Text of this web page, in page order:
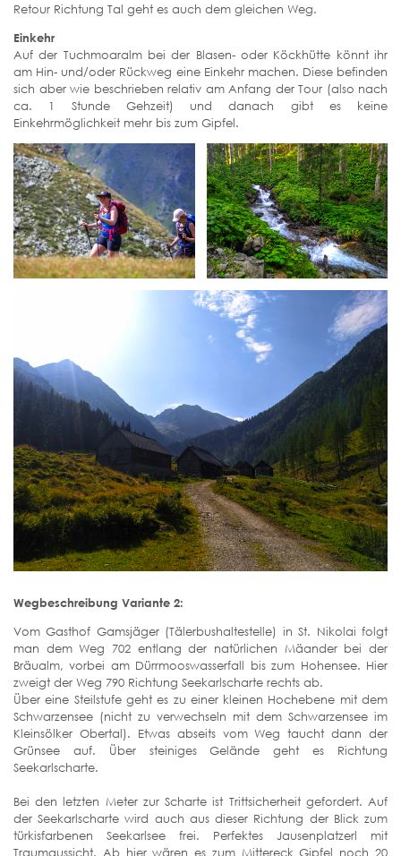
Retour Richtung Tal geht es auch dem gleichen Weg.
Einkehr
Auf der Tuchmoaralm bei der Blasen- oder Köckhütte könnt ihr
am Hin- und/oder Rückweg eine Einkehr machen. Diese befinden
sich aber wie beschrieben relativ am Anfang der Tour (also nach
ca. 1 Stunde Gehzeit) und danach gibt es keine
Einkehrmöglichkeit mehr bis zum Gipfel.
Wegbeschreibung Variante 2:
Vom Gasthof Gamsjäger (Tälerbushaltestelle) in St. Nikolai folgt
man dem Weg 702 entlang der natürlichen Mäander bei der
Bräualm, vorbei am Dürrmooswasserfall bis zum Hohensee. Hier
zweigt der Weg 790 Richtung Seekarlscharte rechts ab.
Über eine Steilstufe geht es zu einer kleinen Hochebene mit dem
Schwarzensee (nicht zu verwechseln mit dem Schwarzensee im
Kleinsölker Obertal). Etwas abseits vom Weg taucht dann der
Grünsee auf. Über steiniges Gelände geht es Richtung
Seekarlscharte.
Bei den letzten Meter zur Scharte ist Trittsicherheit gefordert. Auf
der Seekarlscharte wird auch aus dieser Richtung der Blick zum
türkisfarbenen Seekarlsee frei. Perfektes Jausenplatzerl mit
Traumaussicht. Ab hier wären es zum Mittereck Gipfel noch 20